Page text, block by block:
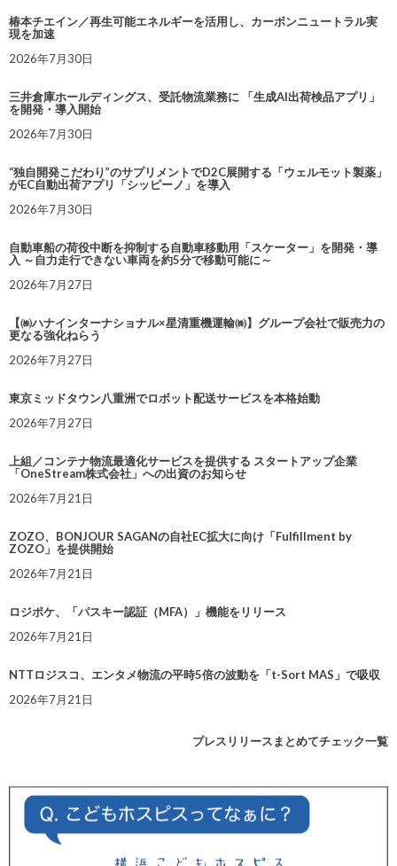
椿本チエイン／再生可能エネルギーを活用し、カーボンニュートラル実
現を加速
2026年7月30日
三井倉庫ホールディングス、受託物流業務に 「生成AI出荷検品アプリ」
を開発・導入開始
2026年7月30日
“独自開発こだわり”のサプリメントでD2C展開する「ウェルモット製薬」
がEC自動出荷アプリ「シッピーノ」を導入
2026年7月30日
自動車船の荷役中断を抑制する自動車移動用「スケーター」を開発・導
入 ～自力走行できない車両を約5分で移動可能に～
2026年7月27日
【㈱ハナインターナショナル×星清重機運輸㈱】グループ会社で販売力の
更なる強化ねらう
2026年7月27日
東京ミッドタウン八重洲でロボット配送サービスを本格始動
2026年7月27日
上組／コンテナ物流最適化サービスを提供する スタートアップ企業
「OneStream株式会社」への出資のお知らせ
2026年7月21日
ZOZO、BONJOUR SAGANの自社EC拡大に向け「Fulfillment by
ZOZO」を提供開始
2026年7月21日
ロジポケ、「パスキー認証（MFA）」機能をリリース
2026年7月21日
NTTロジスコ、エンタメ物流の平時5倍の波動を「t-Sort MAS」で吸収
2026年7月21日
プレスリリースまとめてチェック一覧